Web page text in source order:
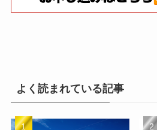
よく読まれている記事